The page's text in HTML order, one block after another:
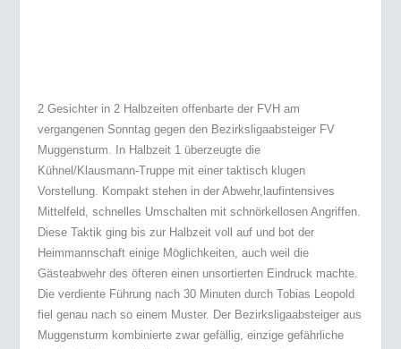
2 Gesichter in 2 Halbzeiten offenbarte der FVH am
vergangenen Sonntag gegenden Bezirksligaabsteiger FV
Muggensturm.
In Halbzeit 1 überzeugte die
Kühnel/Klausmann-Truppe mit einer taktisch klugen
Vorstellung. Kompakt stehen in der Abwehr,laufintensives
Mittelfeld, schnelles Umschalten mit schnörkellosenAngriffen.
Diese Taktik ging bis zur Halbzeit voll auf und bot der
Heimmannschaft einige Möglichkeiten, auch weil die
Gästeabwehr des öfteren einen unsortierten Eindruck machte.
Die verdiente Führung nach 30 Minuten durch Tobias Leopold
fiel genau nach so einem Muster. Der Bezirksligaabsteiger aus
Muggensturm kombinierte zwar gefällig, einzige gefährliche